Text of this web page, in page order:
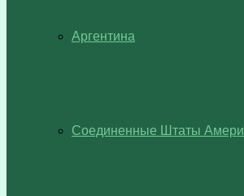
Аргентина
Соединенные Штаты